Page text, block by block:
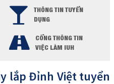
THÔNG TIN TUYỂN
DỤNG
CỔNG THÔNG TIN
VIỆC LÀM IUH
lắp Đỉnh Việt tuyển